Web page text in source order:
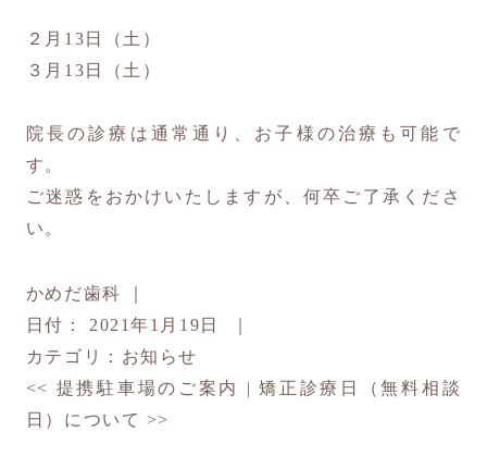
２月13日（土）
３月13日（土）
院長の診療は通常通り、お子様の治療も可能で
す。
ご迷惑をおかけいたしますが、何卒ご了承くださ
い。
かめだ歯科
日付： 2021年1月19日
カテゴリ： お知らせ
<< 提携駐車場のご案内 |矯正診療日（無料相談
日）について >>